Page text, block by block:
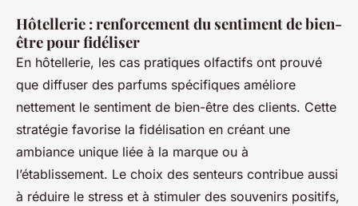
Hôtellerie : renforcement du sentiment de bien-
être pour fidéliser
En hôtellerie, les cas pratiques olfactifs ont prouvé
que diffuser des parfums spécifiques améliore
nettement le sentiment de bien-être des clients. Cette
stratégie favorise la fidélisation en créant une
ambiance unique liée à la marque ou à
l’établissement. Le choix des senteurs contribue aussi
à réduire le stress et à stimuler des souvenirs positifs,